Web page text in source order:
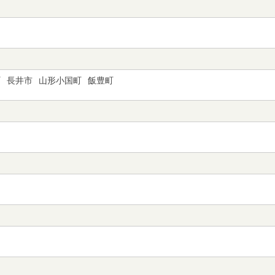
長井市 山形小国町 飯豊町